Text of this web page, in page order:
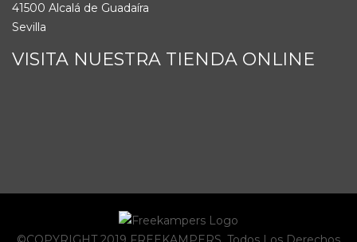
41500 Alcalá de Guadaíra
Sevilla
VISITA NUESTRA TIENDA ONLINE